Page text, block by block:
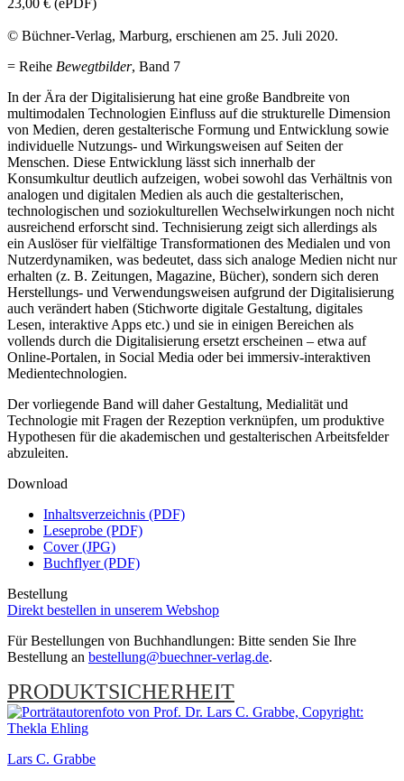
23,00 € (ePDF)
© Büchner-Verlag, Marburg, erschienen am 25. Juli 2020.
= Reihe Bewegtbilder, Band 7
In der Ära der Digitalisierung hat eine große Bandbreite von
multimodalen Technologien Einfluss auf die strukturelle Dimension
von Medien, deren gestalterische Formung und Entwicklung sowie
individuelle Nutzungs- und Wirkungsweisen auf Seiten der
Menschen. Diese Entwicklung lässt sich innerhalb der
Konsumkultur deutlich aufzeigen, wobei sowohl das Verhältnis von
analogen und digitalen Medien als auch die gestalterischen,
technologischen und soziokulturellen Wechselwirkungen noch nicht
ausreichend erforscht sind. Technisierung zeigt sich allerdings als
ein Auslöser für vielfältige Transformationen des Medialen und von
Nutzerdynamiken, was bedeutet, dass sich analoge Medien nicht nur
erhalten (z. B. Zeitungen, Magazine, Bücher), sondern sich deren
Herstellungs- und Verwendungsweisen aufgrund der Digitalisierung
auch verändert haben (Stichworte digitale Gestaltung, digitales
Lesen, interaktive Apps etc.) und sie in einigen Bereichen als
vollends durch die Digitalisierung ersetzt erscheinen – etwa auf
Online-Portalen, in Social Media oder bei immersiv-interaktiven
Medientechnologien.
Der vorliegende Band will daher Gestaltung, Medialität und
Technologie mit Fragen der Rezeption verknüpfen, um produktive
Hypothesen für die akademischen und gestalterischen Arbeitsfelder
abzuleiten.
Download
Inhaltsverzeichnis (PDF)
Leseprobe (PDF)
Cover (JPG)
Buchflyer (PDF)
Bestellung
Direkt bestellen in unserem Webshop
Für Bestellungen von Buchhandlungen: Bitte senden Sie Ihre
Bestellung an bestellung@buechner-verlag.de.
PRODUKTSICHERHEIT
Lars C. Grabbe